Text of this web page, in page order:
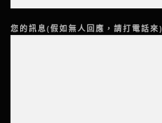
您的訊息(假如無人回應，請打電話來)